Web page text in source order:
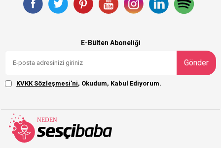
E-Bülten Aboneliği
Gönder
KVKK Sözleşmesi'ni, Okudum, Kabul Ediyorum.